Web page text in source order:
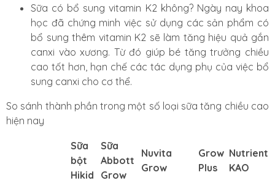
Sữa có bổ sung vitamin K2 không? Ngày nay khoa
học đã chứng minh việc sử dụng các sản phẩm có
bổ sung thêm vitamin K2 sẽ làm tăng hiệu quả gắn
canxi vào xương. Từ đó giúp bé tăng trưởng chiều
cao tốt hơn, hạn chế các tác dụng phụ của việc bổ
sung canxi cho cơ thể.
So sánh thành phần trong một số loại sữa tăng chiều cao
hiện nay
Sữa
bột
Hikid
Sữa
Abbott
Grow
Nuvita
Grow
Grow
Plus
Nutrient
KAO